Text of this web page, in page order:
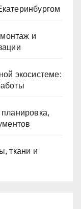
и
экосистеме:
ткани и